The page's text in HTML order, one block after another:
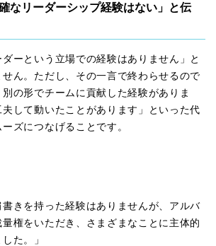
なリーダーシップ経験はない」と伝
ーという立場での経験はありません」と
ん。ただし、その一言で終わらせるので
の形でチームに貢献した経験がありま
して動いたことがあります」といった代
ズにつなげることです。
書きを持った経験はありませんが、アルバ
権をいただき、さまざまなことに主体的
た。」